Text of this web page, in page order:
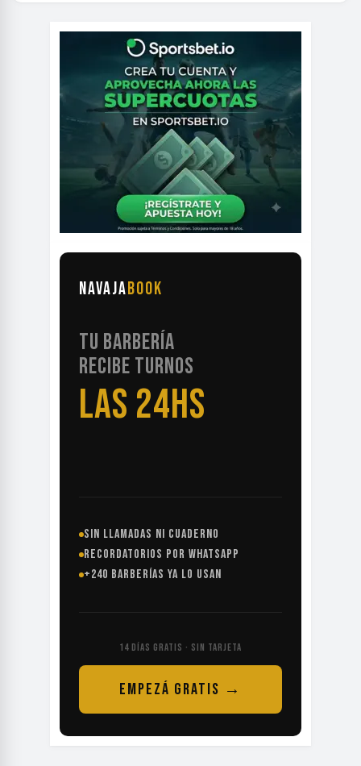
NAVAJABOOK
TU BARBERÍA
RECIBE TURNOS
LAS 24HS
SIN LLAMADAS NI CUADERNO
RECORDATORIOS POR WHATSAPP
+240 BARBERÍAS YA LO USAN
14 DÍAS GRATIS · SIN TARJETA
EMPEZÁ GRATIS →